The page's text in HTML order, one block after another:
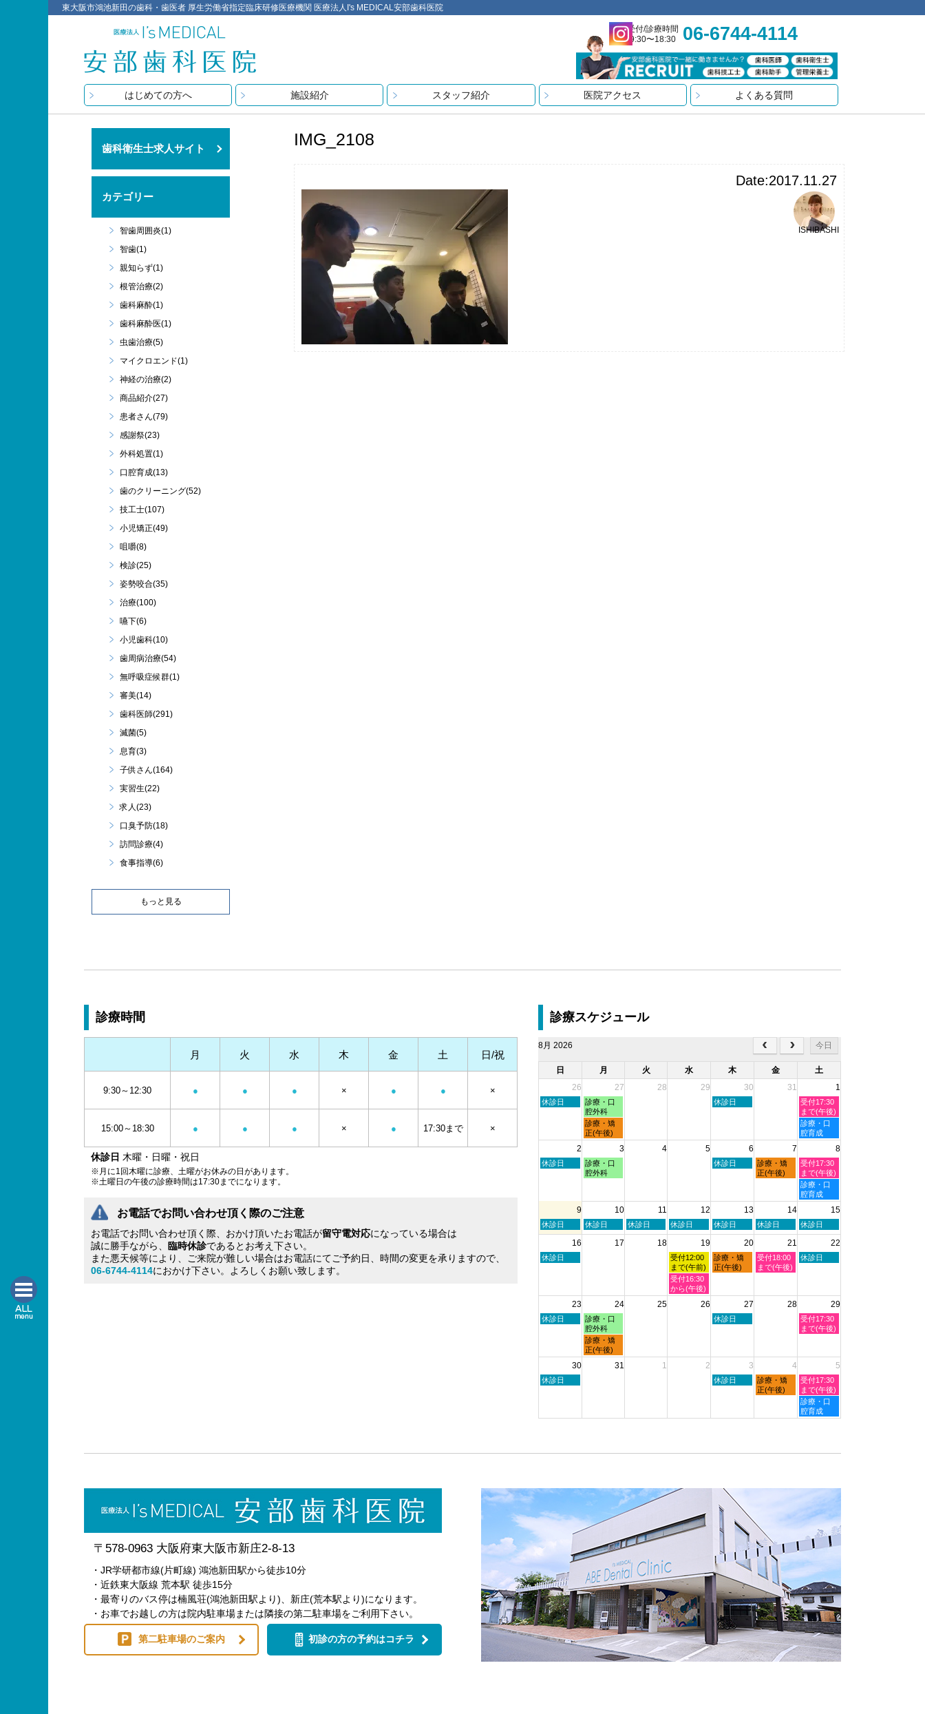
東大阪市鴻池新田の歯科・歯医者 厚生労働省指定臨床研修医療機関 医療法人I's MEDICAL安部歯科医院
受付/診療時間
9:30〜18:30
06-6744-4114
はじめての方へ 施設紹介 スタッフ紹介 医院アクセス よくある質問
IMG_2108
Date:2017.11.27
ISHIBASHI
歯科衛生士求人サイト
カテゴリー
智歯周囲炎(1)
智歯(1)
親知らず(1)
根管治療(2)
歯科麻酔(1)
歯科麻酔医(1)
虫歯治療(5)
マイクロエンド(1)
神経の治療(2)
商品紹介(27)
患者さん(79)
感謝祭(23)
外科処置(1)
口腔育成(13)
歯のクリーニング(52)
技工士(107)
小児矯正(49)
咀嚼(8)
検診(25)
姿勢咬合(35)
治療(100)
嚥下(6)
小児歯科(10)
歯周病治療(54)
無呼吸症候群(1)
審美(14)
歯科医師(291)
滅菌(5)
息育(3)
子供さん(164)
実習生(22)
求人(23)
口臭予防(18)
訪問診療(4)
食事指導(6)
もっと見る
診療時間
休診日 木曜・日曜・祝日
※月に1回木曜に診療、土曜がお休みの日があります。
※土曜日の午後の診療時間は17:30までになります。
月 火 水 木 金 土 日/祝
9:30～12:30 ● ● ● × ● ● ×
15:00～18:30 ● ● ● × ● 17:30まで ×
お電話でお問い合わせ頂く際のご注意
お電話でお問い合わせ頂く際、おかけ頂いたお電話が留守電対応になっている場合は
誠に勝手ながら、 臨時休診であるとお考え下さい。
また悪天候等により、ご来院が難しい場合はお電話にてご予約日、時間の変更を承りますので、
06-6744-4114におかけ下さい。よろしくお願い致します。
診療スケジュール
8月 2026 今日
日 月 火 水 木 金
土
26
27 28 29 30 31 1
日
月
2026
休診日
月
曜
日,
7
月
2026
診療・口
腔外科
木
月
2026
休診日
土
曜
日,
8
月
2026
受付17:30
まで(午後)
月
曜
日,
月
27th
2026
診療・矯
正(午後)
土
曜
日,
月
1st
2026
診療・口
腔育成
2 3 4 5 6 7 8
日
月
2026
休診日
月
曜
月
2026
診療・口
腔外科
木
月
2026
休診日
金
曜
月
2026
診療・矯
正(午後)
土
曜
日,
8
月
2026
受付17:30
まで(午後)
土
曜
日,
月
8th
診療・口
腔育成
9 10 11 12 13 14 15
日
曜
8
月
休診日
月
曜
休診日
火
曜
休診日
水
曜
8
月
12th
2026
休診日
木
曜
8
月
13th
休診日
金
曜
8
月
14th
休診日
土
曜
8
月
休診日
16 17 18 19 20 21 22
日
月
2026
休診日
水
曜
日,
8
月
受付12:00
まで(午前)
木
曜
月
2026
診療・矯
正(午後)
金
曜
月
受付18:00
まで(午後)
土
月
2026
休診日
水
曜
日,
受付16:30
から(午後)
23 24 25 26 27 28 29
日
月
2026
休診日
月
曜
日,
8
月
診療・口
腔外科
木
月
2026
休診日
土
曜
月
2026
受付17:30
まで(午後)
月
曜
日,
診療・矯
正(午後)
30 31 1 2 3 4 5
日
月
休診日
木
月
休診日
金
曜
月
診療・矯
正(午後)
土
曜
日,
9
月
受付17:30
まで(午後)
土
曜
日,
診療・口
腔育成
〒578-0963 大阪府東大阪市新庄2-8-13
・JR学研都市線(片町線) 鴻池新田駅から徒歩10分
・近鉄東大阪線 荒本駅 徒歩15分
・最寄りのバス停は楠風荘(鴻池新田駅より)、新庄(荒本駅より)になります。
・お車でお越しの方は院内駐車場または隣接の第二駐車場をご利用下さい。
第二駐車場のご案内 初診の方の予約はコチラ